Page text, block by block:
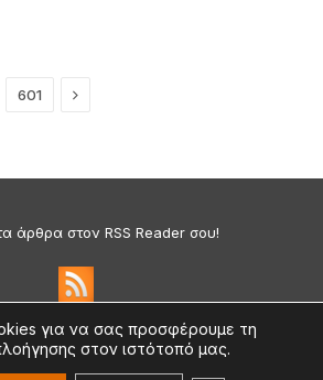
601 Next
άρθρα στον RSS Reader σου!
Απορρήτου & Cookies
για να σας προσφέρουμε τη
στον ιστότοπό μας.